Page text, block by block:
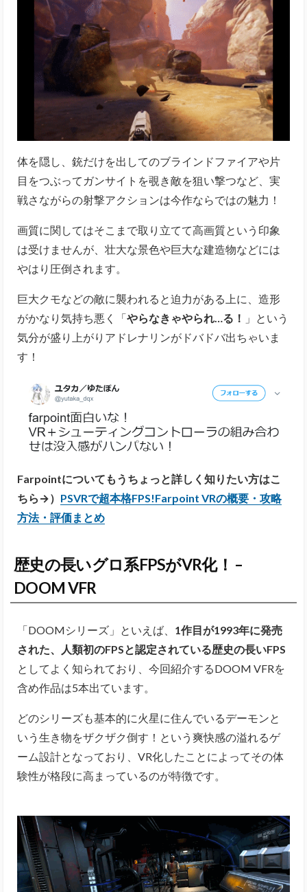
体を隠し、銃だけを出してのブラインドファイアや片
目をつぶってガンサイトを覗き敵を狙い撃つなど、実
戦さながらの射撃アクションは今作ならではの魅力！
画質に関してはそこまで取り立てて高画質という印象
は受けませんが、壮大な景色や巨大な建造物などには
やはり圧倒されます。
巨大クモなどの敵に襲われると迫力がある上に、造形
がかなり気持ち悪く「やらなきゃやられ…る！
」という
気分が盛り上がりアドレナリンがドバドバ出ちゃいま
す！
Farpointについてもうちょっと詳しく知りたい方はこ
ちら→） PSVRで超本格FPS!Farpoint VRの概要・攻略
方法・評価まとめ
歴史の長いグロ系FPSがVR化！ –
DOOM VFR
「DOOMシリーズ」といえば、 1作目が1993年に発売
された、人類初のFPSと認定されている歴史の長いFPS
としてよく知られており、今回紹介するDOOM VFRを
含め作品は5本出ています。
どのシリーズも基本的に火星に住んでいるデーモンと
いう生き物をザクザク倒す！という爽快感の溢れるゲ
ーム設計となっており、VR化したことによってその体
験性が格段に高まっているのが特徴です。